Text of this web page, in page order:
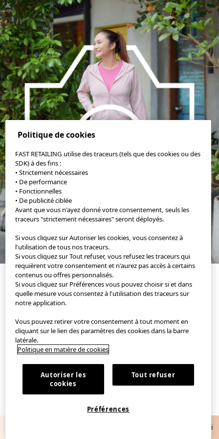
L'appli mode officielle d'UNIQLO
Découvrez de nouvelles façons de vous habiller
Téléchargez l'appli
Politique de cookies
FAST RETAILING utilise des traceurs (tels que des cookies ou des
SDK) à des fins :
• Strictement nécessaires
• De performance
• Fonctionnelles
• De publicité ciblée
Avant que vous n'ayez donné votre consentement, seuls les
traceurs "strictement nécessaires" seront déployés.
Si vous cliquez sur Autoriser les cookies, vous consentez à
l'utilisation de tous nos traceurs.
Si vous cliquez sur Tout refuser, vous refusez les traceurs qui
requièrent votre consentement et n'aurez pas accès à certains
contenus ou offres personnalisés.
Si vous cliquez sur Préférences vous pouvez choisir si et dans
quelle mesure vous consentez à l'utilisation des traceurs sur
notre application.
Vous pouvez retirer votre consentement à tout moment en
cliquant sur le lien des paramètres des cookies dans la barre
latérale.
Politique en matière de cookies
Autoriser les
cookies
Tout refuser
Préférences